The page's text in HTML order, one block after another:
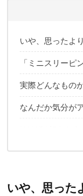
森木
いや、思ったよ
「ミニスリーピ
1｜ちゃんと中
3｜ポケット形
実際どんなもの
車の鍵
なんだか気分が
いや、思った